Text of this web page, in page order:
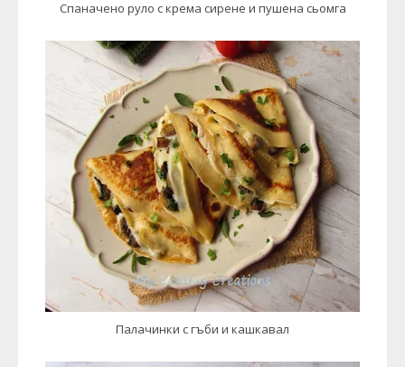
Спаначено руло с крема сирене и пушена сьомга
Палачинки с гъби и кашкавал